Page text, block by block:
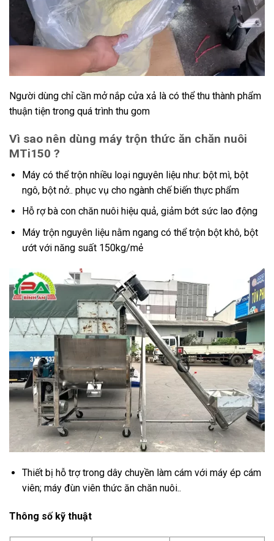
Người dùng chỉ cần mở nắp cửa xả là có thể thu thành phẩm
thuận tiện trong quá trình thu gom
Vì sao nên dùng máy trộn thức ăn chăn nuôi
MTi150 ?
Máy có thể trộn nhiều loại nguyên liệu như: bột mì, bột
ngô, bột nở.. phục vụ cho ngành chế biến thực phẩm
Hỗ rợ bà con chăn nuôi hiệu quả, giảm bớt sức lao động
Máy trộn nguyên liệu nằm ngang có thể trộn bột khô, bột
ướt với năng suất 150kg/mẻ
Thiết bị hỗ trợ trong dây chuyền làm cám với máy ép cám
viên; máy đùn viên thức ăn chăn nuôi..
Thông số kỹ thuật